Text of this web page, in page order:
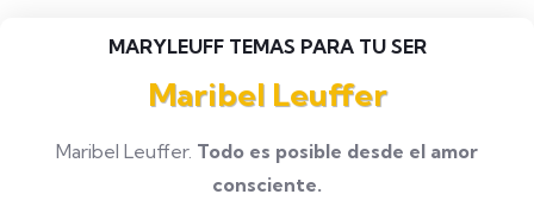
MARYLEUFF TEMAS PARA TU SER
Maribel Leuffer
Maribel Leuffer. Todo es posible desde el amor
consciente.